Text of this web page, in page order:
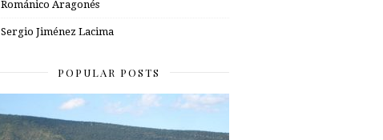
Románico Aragonés
Sergio Jiménez Lacima
POPULAR POSTS